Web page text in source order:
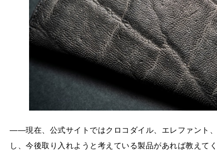
――現在、公式サイトではクロコダイル、エレファント
し、今後取り入れようと考えている製品があれば教えて